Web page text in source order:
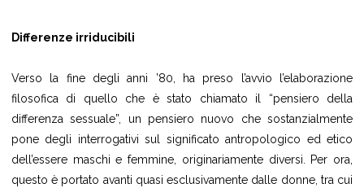
Differenze irriducibili
Verso la fine degli anni ’80, ha preso l’avvio l’elaborazione
filosofica di quello che è stato chiamato il “pensiero della
differenza sessuale”, un pensiero nuovo che sostanzialmente
pone degli interrogativi sul significato antropologico ed etico
dell’essere maschi e femmine, originariamente diversi. Per ora,
questo è portato avanti quasi esclusivamente dalle donne, tra cui